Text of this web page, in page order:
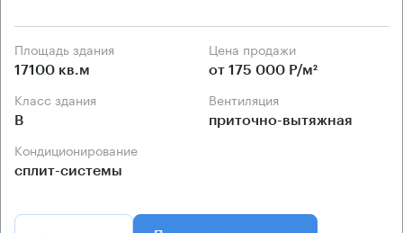
Площадь здания
17100 кв.м
Цена продажи
от 175 000 Р/м²
Класс здания
B
Вентиляция
приточно-вытяжная
Кондиционирование
сплит-системы